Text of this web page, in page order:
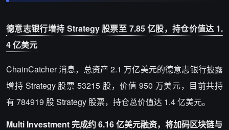
德意志银行增持 Strategy 股票至 7.85 亿股，持仓价值达 1.
4 亿美元
ChainCatcher 消息，总资产 2.1 万亿美元的德意志银行披露
增持 Strategy 股票 53215 股，价值 950 万美元，目前共持
有 784919 股 Strategy 股票，持仓总价值达 1.4 亿美元。
Multi Investment 完成约 6.16 亿美元融资，将加码区块链与